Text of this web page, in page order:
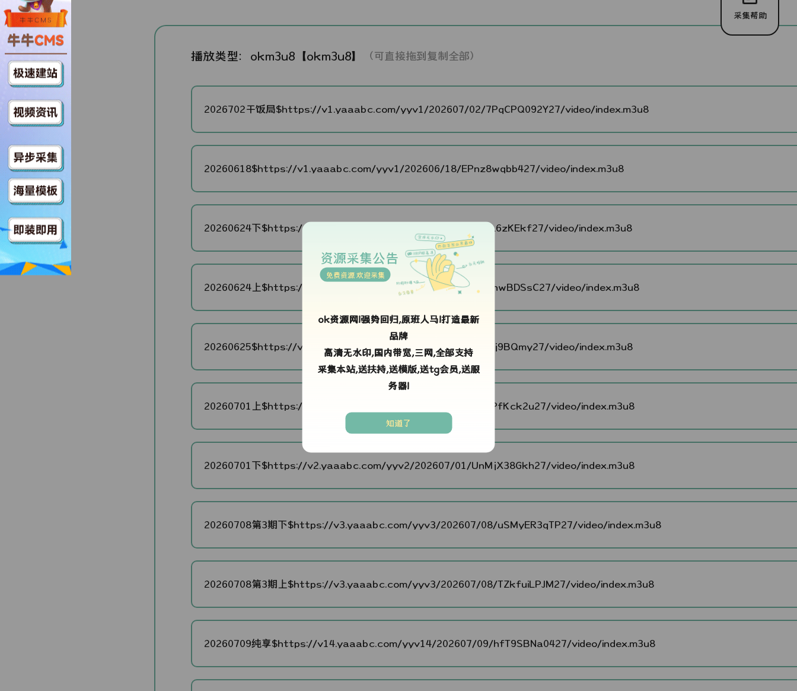
播放类型： okm3u8【okm3u8】 （可直接拖到复制全部）
2026702干饭局$https://v1.yaaabc.com/yyv1/202607/02/7PqCPQ092Y27/video/index.m3u8
20260618$https://v1.yaaabc.com/yyv1/202606/18/EPnz8wqbb427/video/index.m3u8
20260624下$https://v2.yaaabc.com/yyv2/202606/24/v6SL6zKEkf27/video/index.m3u8
20260624上$https://v1.yaaabc.com/yyv1/202606/24/FwKnwBDSsC27/video/index.m3u8
20260625$https://v14.yaaabc.com/yyv14/202606/25/CiKFj9BQmy27/video/index.m3u8
20260701上$https://v1.yaaabc.com/yyv1/202607/01/xVePfKck2u27/video/index.m3u8
20260701下$https://v2.yaaabc.com/yyv2/202607/01/UnMjX38Gkh27/video/index.m3u8
20260708第3期下$https://v3.yaaabc.com/yyv3/202607/08/uSMyER3gTP27/video/index.m3u8
20260708第3期上$https://v3.yaaabc.com/yyv3/202607/08/TZkfuiLPJM27/video/index.m3u8
20260709纯享$https://v14.yaaabc.com/yyv14/202607/09/hfT9SBNa0427/video/index.m3u8
采集帮助
资源采集公告
免费资源 欢迎采集
ok资源网!强势回归,原班人马!打造最新
品牌
高清无水印,国内带宽,三网,全部支持
采集本站,送扶持,送模版,送tg会员,送服
务器!
知道了